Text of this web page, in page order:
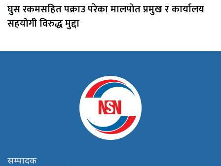
घुस रकमसहित पक्राउ परेका मालपोत प्रमुख र कार्यालय
सहयोगी विरुद्ध मुद्दा
सम्पादक